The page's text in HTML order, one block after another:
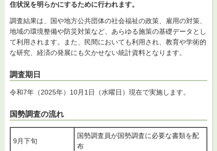
住状況を明らかにするために行われます。
調査結果は、国や地方公共団体の社会福祉の政策、雇用の対策、
地域の環境整備や防災対策など、あらゆる施策の基礎データとし
て利用されます。また、民間においても利用され、教育や学術的
な研究、経済の発展にも欠かせない統計資料となります。
調査期日
令和7年（2025年）10月1日（水曜日）現在で実施します。
国勢調査の流れ
9月下旬
国勢調査員が国勢調査に必要な書類を配
布